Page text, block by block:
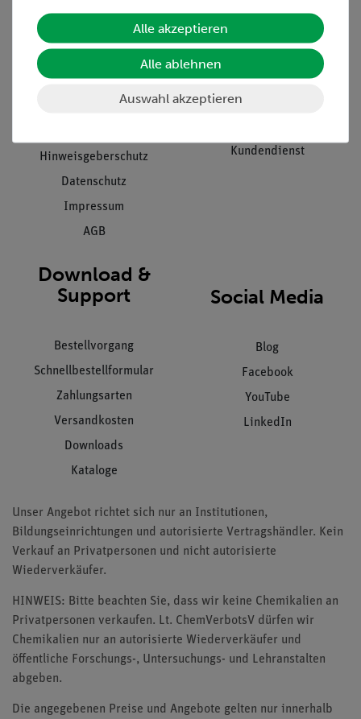
Projekte und Lösungen
Presse
Stellenangebote
Hinweisgeberschutz
Datenschutz
Impressum
AGB
Übersicht Service
Beratung & Showroom
Inventarisierungs- &
Einräumservice
Kundendienst
Download &
Support
Bestellvorgang
Schnellbestellformular
Zahlungsarten
Versandkosten
Downloads
Kataloge
Social Media
Blog
Facebook
YouTube
LinkedIn
Unser Angebot richtet sich nur an Institutionen,
Bildungseinrichtungen und autorisierte Vertragshändler. Kein
Verkauf an Privatpersonen und nicht autorisierte
Wiederverkäufer.
HINWEIS: Bitte beachten Sie, dass wir keine Chemikalien an
Privatpersonen verkaufen. Lt. ChemVerbotsV dürfen wir
Chemikalien nur an autorisierte Wiederverkäufer und
öffentliche Forschungs-, Untersuchungs- und Lehranstalten
abgeben.
Die angegebenen Preise und Angebote gelten nur innerhalb
Alle akzeptieren
Alle ablehnen
Auswahl akzeptieren